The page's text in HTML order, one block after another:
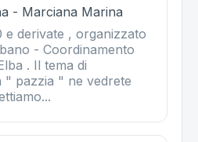
- Marciana Marina
e derivate , organizzato
- Coordinamento
. Il tema di
" pazzia " ne vedrete